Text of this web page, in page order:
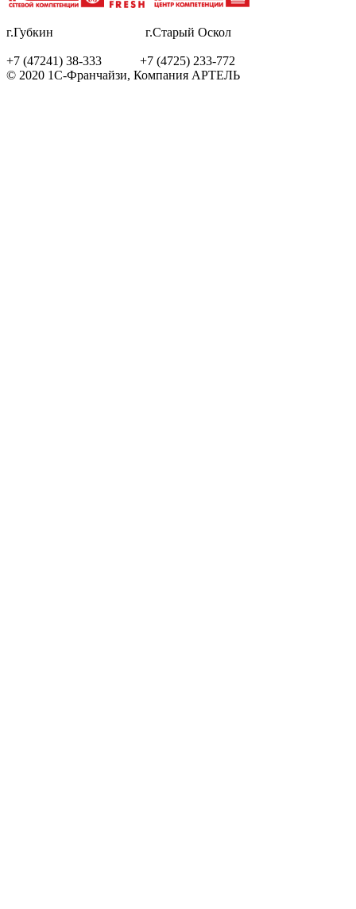
г.Губкин г.Старый Оскол
+7 (47241) 38-333 +7 (4725) 233-772
© 2020 1С-Франчайзи, Компания АРТЕЛЬ